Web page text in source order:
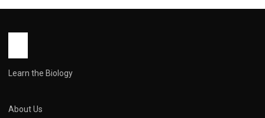
Learn the Biology
About Us